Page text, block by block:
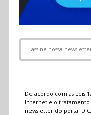
De acordo com as Leis
Internet e o tratamento
newsletter do portal